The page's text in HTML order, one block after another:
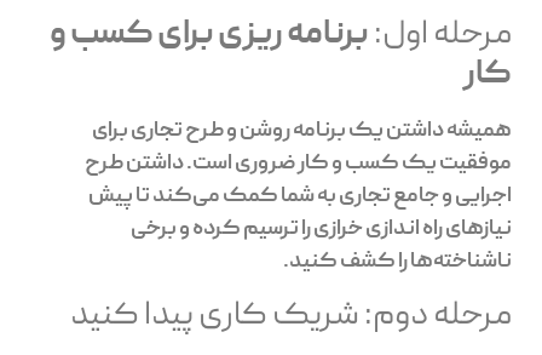
مرحله اول:برنامه ریزی برای کسب و
کار
همیشه داشتن یک برنامه روشن و طرح تجاری برای
موفقیت یک کسب و کار ضروری است. داشتن طرح
اجرایی و جامع تجاری به شما کمک می‌کند تا پیش
نیازهای راه اندازی خرازی را ترسیم کرده و برخی
ناشناخته‌ها را کشف کنید.
مرحله دوم: شریک کاری پیدا کنید